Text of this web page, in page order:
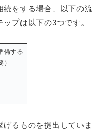
続をする場合、以下の流
プは以下の3つです。
備する
るものを提出していま